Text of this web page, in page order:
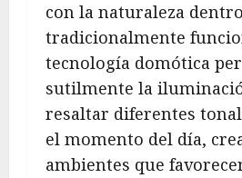
con la naturaleza
tradicionalmente
tecnología domótica
sutilmente la
resaltar diferentes
el momento del día,
ambientes que